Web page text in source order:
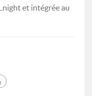
et intégrée au